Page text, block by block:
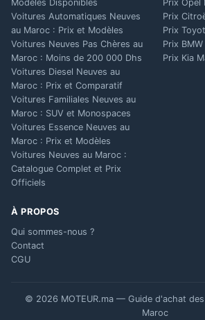
Modèles Disponibles
Voitures Automatiques Neuves
au Maroc : Prix et Modèles
Voitures Neuves Pas Chères au
Maroc : Moins de 200 000 Dhs
Voitures Diesel Neuves au
Maroc : Prix et Comparatif
Voitures Familiales Neuves au
Maroc : SUV et Monospaces
Voitures Essence Neuves au
Maroc : Prix et Modèles
Voitures Neuves au Maroc :
Catalogue Complet et Prix
Officiels
Prix Opel
Prix
Prix
Prix
Prix Kia
À PROPOS
Qui sommes-nous ?
Contact
CGU
© 2026 MOTEUR.ma — Guide d'achat
Maroc